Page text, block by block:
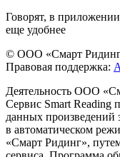
Говорят, в приложении
еще удобнее
© ООО «Смарт
Правовая поддержка:
Деятельность ООО
Сервис Smart Reading
данных произведений
в автоматическом
«Смарт Ридинг»,